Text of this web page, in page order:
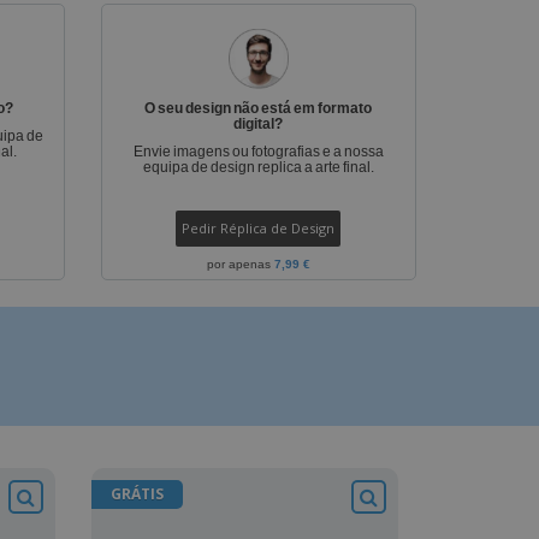
de
O seu design não está em formato
digital?
Envie imagens ou fotografias e a nossa
equipa de design replica a arte final.
Pedir Réplica de Design
por apenas 7,99 €
GRÁTIS